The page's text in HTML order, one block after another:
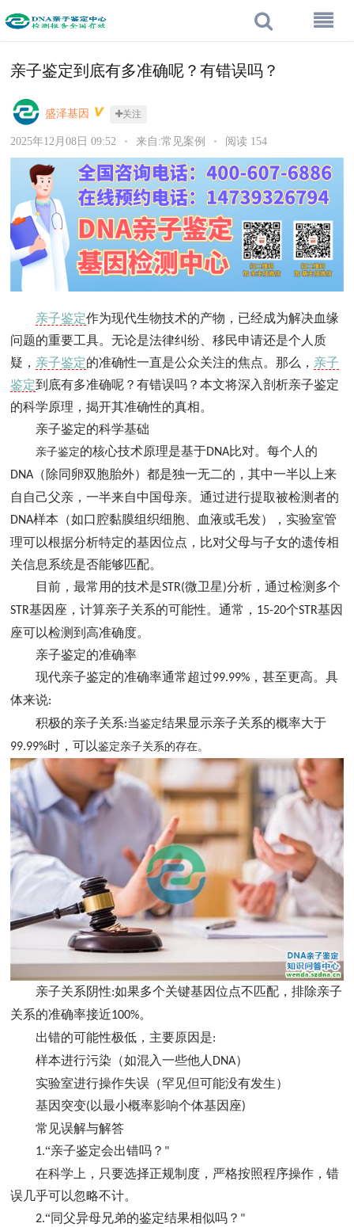
亲子鉴定到底有多准确呢？有错误吗？
盛泽基因 关注
2025年12月08日 09:52 • 来自:常见案例 • 阅读 154
亲子鉴定作为现代生物技术的产物，已经成为解决血缘
问题的重要工具。无论是法律纠纷、移民申请还是个人质
疑， 亲子鉴定的准确性一直是公众关注的焦点。那么， 亲子
鉴定到底有多准确呢？有错误吗？本文将深入剖析亲子鉴定
的科学原理，揭开其准确性的真相。
亲子鉴定的科学基础
亲子鉴定的核心技术原理是基于DNA比对。每个人的
DNA （除同卵双胞胎外）都是独一无二的，其中一半以上来
自自己父亲，一半来自中国母亲。通过进行提取被检测者的
DNA样本（如口腔黏膜组织细胞、血液或毛发），实验室管
理可以根据分析特定的基因位点，比对父母与子女的遗传相
关信息系统是否能够匹配。
目前，最常用的技术是STR(微卫星)分析，通过检测多个
STR基因座，计算亲子关系的可能性。通常， 15-20个STR基因
座可以检测到高准确度。
亲子鉴定的准确率
现代亲子鉴定的准确率通常超过99.99% ，甚至更高。具
体来说:
积极的亲子关系:当鉴定结果显示亲子关系的概率大于
99.99%时，可以鉴定亲子关系的存在。
亲子关系阴性:如果多个关键基因位点不匹配，排除亲子
关系的准确率接近100%。
出错的可能性极低，主要原因是:
样本进行污染（如混入一些他人DNA）
实验室进行操作失误（罕见但可能没有发生）
基因突变(以最小概率影响个体基因座)
常见误解与解答
1.“亲子鉴定会出错吗？ "
在科学上，只要选择正规制度，严格按照程序操作，错
误几乎可以忽略不计。
2.“同父异母兄弟的鉴定结果相似吗？ "